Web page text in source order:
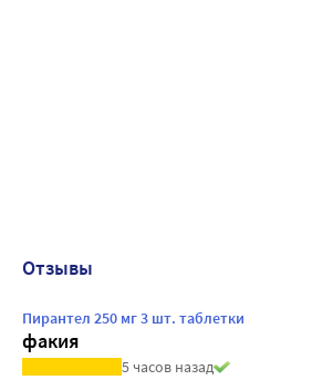
Отзывы
Пирантел 250 мг 3 шт. таблетки
факия
5 часов назад